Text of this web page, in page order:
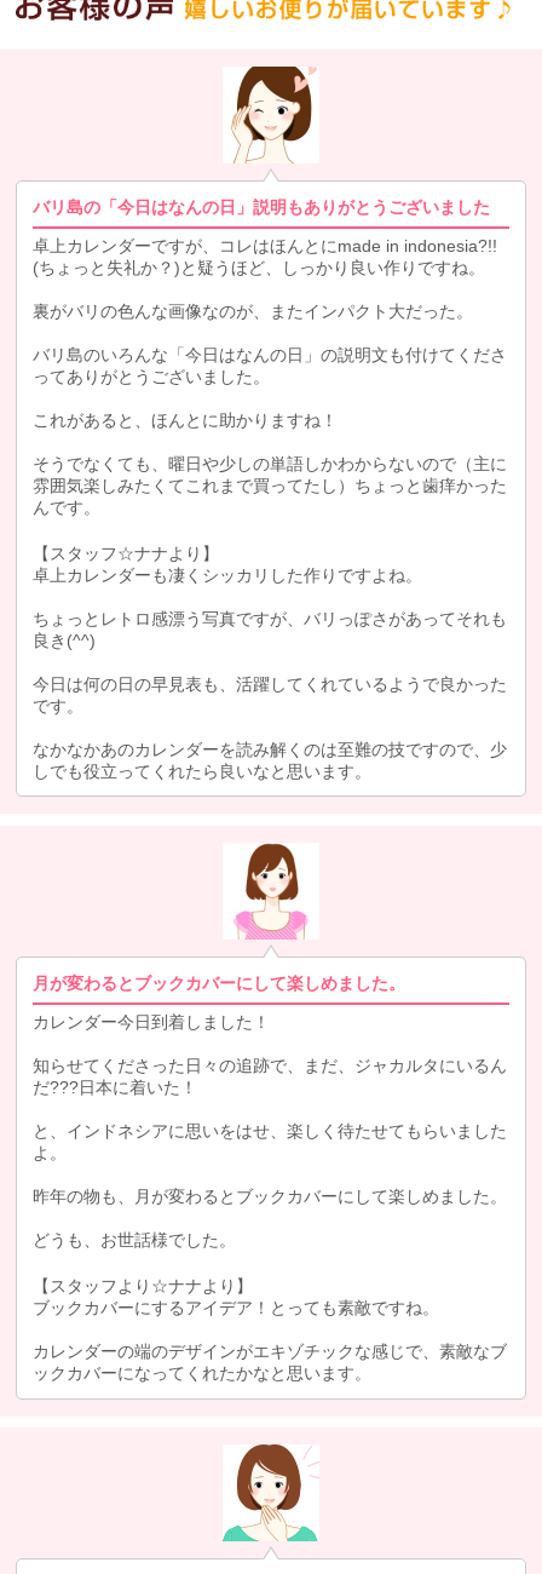
バリ島の「今日はなんの日」説明もありがとうございました
卓上カレンダーですが、コレはほんとにmade in indonesia?!!
(ちょっと失礼か？)と疑うほど、しっかり良い作りですね。
裏がバリの色んな画像なのが、またインパクト大だった。
バリ島のいろんな「今日はなんの日」の説明文も付けてくださ
ってありがとうございました。
これがあると、ほんとに助かりますね！
そうでなくても、曜日や少しの単語しかわからないので（主に
雰囲気楽しみたくてこれまで買ってたし）ちょっと歯痒かった
んです。
【スタッフ☆ナナより】
卓上カレンダーも凄くシッカリした作りですよね。
ちょっとレトロ感漂う写真ですが、バリっぽさがあってそれも
良き(^^)
今日は何の日の早見表も、活躍してくれているようで良かった
です。
なかなかあのカレンダーを読み解くのは至難の技ですので、少
しでも役立ってくれたら良いなと思います。
月が変わるとブックカバーにして楽しめました。
カレンダー今日到着しました！
知らせてくださった日々の追跡で、まだ、ジャカルタにいるん
だ???日本に着いた！
と、インドネシアに思いをはせ、楽しく待たせてもらいました
よ。
昨年の物も、月が変わるとブックカバーにして楽しめました。
どうも、お世話様でした。
【スタッフより☆ナナより】
ブックカバーにするアイデア！とっても素敵ですね。
カレンダーの端のデザインがエキゾチックな感じで、素敵なブ
ックカバーになってくれたかなと思います。